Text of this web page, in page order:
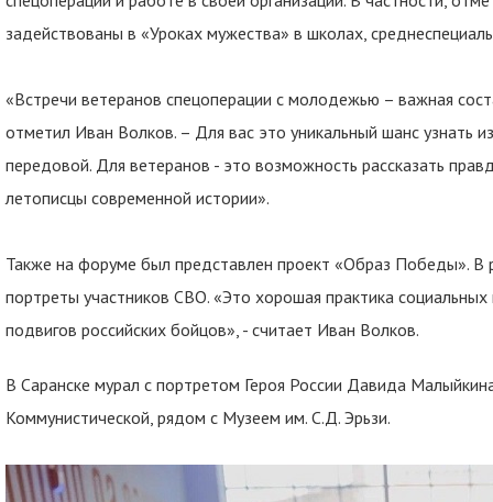
задействованы в «Уроках мужества» в школах,
«Встречи ветеранов спецоперации с молодежью – важная
отметил Иван Волков. – Для вас это уникальный шанс узнать
передовой. Для ветеранов - это возможность рассказать
летописцы современной истории».
Также на форуме был представлен проект «Образ Победы». В
портреты участников СВО. «Это хорошая практика
подвигов российских бойцов», - считает Иван Волков.
В Саранске мурал с портретом Героя России Давида
Коммунистической, рядом с Музеем им. С.Д. Эрьзи.